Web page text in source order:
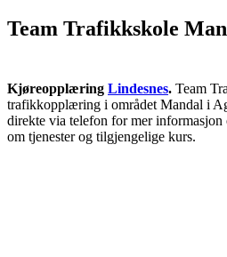
Team Trafikkskole
Kjøreopplæring Lindesnes. Team
trafikkopplæring i området Mandal i
direkte via telefon for mer
om tjenester og tilgjengelige kurs.